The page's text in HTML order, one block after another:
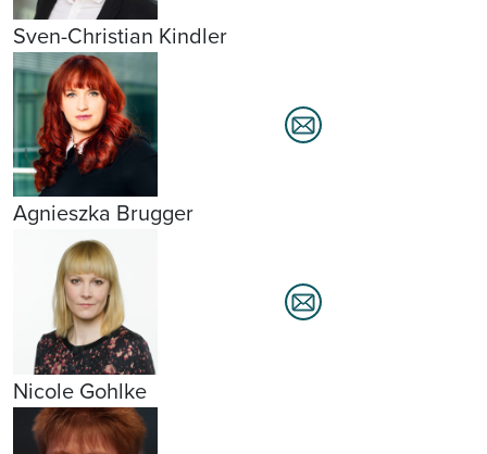
Sven-Christian Kindler
Agnieszka Brugger
Nicole Gohlke